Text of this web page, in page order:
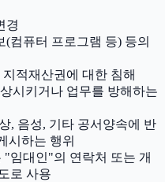
경
컴퓨터 프로그램 등) 등의
적재산권에 대한 침해
시키거나 업무를 방해하는
, 음성, 기타 공서양속에 반
시하는 행위
임대인"의 연락처 또는 개
로 사용